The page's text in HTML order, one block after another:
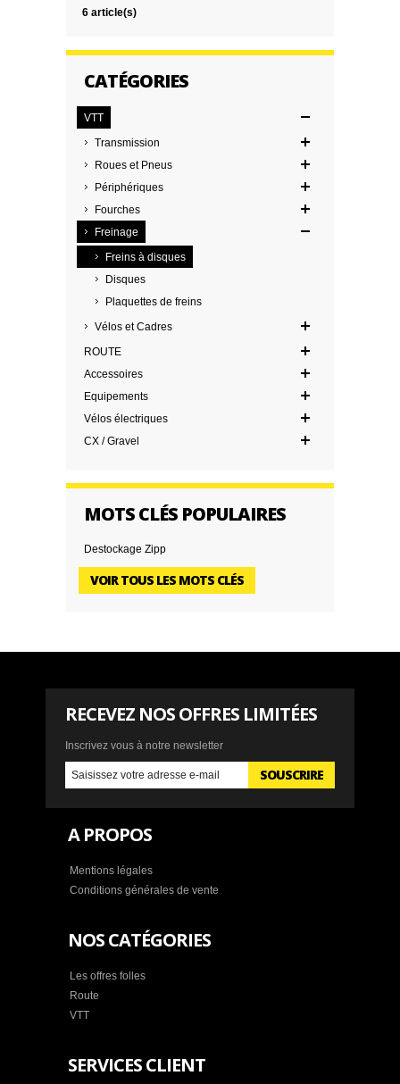
6 article(s)
CATÉGORIES
VTT
Transmission
Roues et Pneus
Périphériques
Fourches
Freinage
Freins à disques
Disques
Plaquettes de freins
Vélos et Cadres
ROUTE
Accessoires
Equipements
Vélos électriques
CX / Gravel
MOTS CLÉS POPULAIRES
Destockage Zipp
VOIR TOUS LES MOTS CLÉS
RECEVEZ NOS OFFRES LIMITÉES
Inscrivez vous à notre newsletter
SOUSCRIRE
A PROPOS
Mentions légales
Conditions générales de vente
NOS CATÉGORIES
Les offres folles
Route
VTT
SERVICES CLIENT